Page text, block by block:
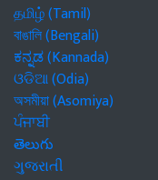
தமிழ் (Tamil)
বাঙালি (Bengali)
ಕನ್ನಡ (Kannada)
ଓଡିଆ (Odia)
অসমীয়া (Asomiya)
ਪੰਜਾਬੀ
తెలుగు
ગુજરાતી